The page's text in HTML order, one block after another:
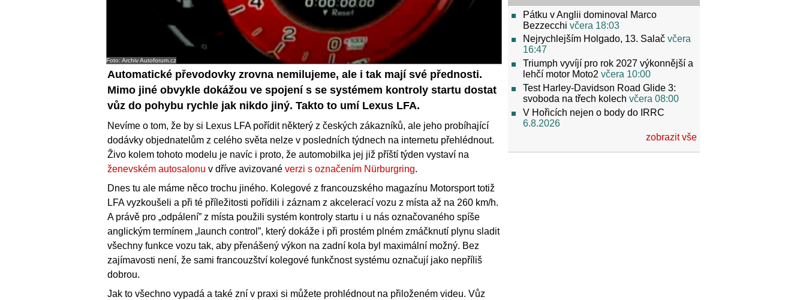
Foto: Archiv Autoforum.cz
Automatické převodovky zrovna nemilujeme, ale i tak mají své přednosti.
Mimo jiné obvykle dokážou ve spojení s se systémem kontroly startu dostat
vůz do pohybu rychle jak nikdo jiný. Takto to umí Lexus LFA.
Nevíme o tom, že by si Lexus LFA pořídit některý z českých zákazníků, ale jeho probíhající
dodávky objednatelům z celého světa nelze v posledních týdnech na internetu přehlédnout.
Živo kolem tohoto modelu je navíc i proto, že automobilka jej již příští týden vystaví na
ženevském autosalonu v dříve avizované verzi s označením Nürburgring.
Dnes tu ale máme něco trochu jiného. Kolegové z francouzského magazínu Motorsport totiž
LFA vyzkoušeli a při té příležitosti pořídili i záznam z akcelerací vozu z místa až na 260 km/h.
A právě pro „odpálení” z místa použili systém kontroly startu i u nás označovaného spíše
anglickým termínem „launch control”, který dokáže i při prostém plném zmáčknutí plynu sladit
všechny funkce vozu tak, aby přenášený výkon na zadní kola byl maximální možný. Bez
zajímavosti není, že sami francouzštví kolegové funkčnost systému označují jako nepříliš
dobrou.
Jak to všechno vypadá a také zní v praxi si můžete prohlédnout na přiloženém videu. Vůz
Pátku v Anglii dominoval Marco
Bezzecchi včera 18:03
Nejrychlejším Holgado, 13. Salač včera
16:47
Triumph vyvíjí pro rok 2027 výkonnější a
lehčí motor Moto2 včera 10:00
Test Harley-Davidson Road Glide 3:
svoboda na třech kolech včera 08:00
V Hořicích nejen o body do IRRC
6.8.2026
zobrazit vše